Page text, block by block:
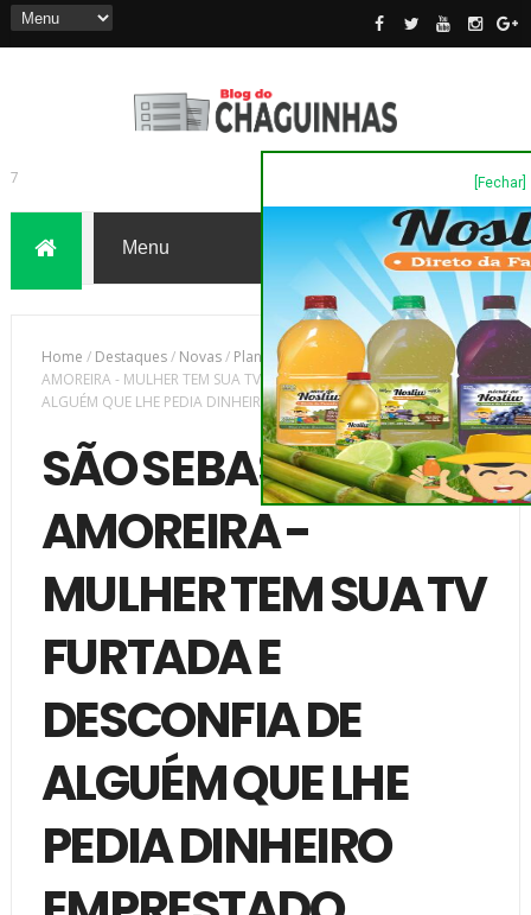
[Fechar]
7
Home / Destaques/ Novas/ Plantão Policia
SÃO SEBASTIÃO DA
AMOREIRA - MULHER TEM SUA TV FURTADA E DESCONFIA DE
ALGUÉM QUE LHE PEDIA DINHEIRO EMPRESTADO
SÃO SEBASTIÃO DA
AMOREIRA -
MULHER TEM SUA TV
FURTADA E
DESCONFIA DE
ALGUÉM QUE LHE
PEDIA DINHEIRO